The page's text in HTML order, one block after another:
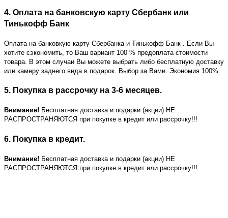
4. Оплата на банковскую карту Сбербанк или
Тинькофф Банк
Оплата на банковкую карту Сбербанка и Тинькофф Банк
. Если Вы
хотите сэкономить, то Ваш вариант 100 % предоплата стоимости
товара. В этом случаи Вы можете выбрать либо бесплатную доставку
или камеру заднего вида в подарок. Выбор за Вами. Экономия 100%.
5. Покупка в рассрочку на 3-6 месяцев.
Внимание! Бесплатная доставка и подарки (акции) НЕ
РАСПРОСТРАНЯЮТСЯ при покупке в кредит или рассрочку!!!
6. Покупка в кредит.
Внимание! Бесплатная доставка и подарки (акции) НЕ
РАСПРОСТРАНЯЮТСЯ при покупке в кредит или рассрочку!!!